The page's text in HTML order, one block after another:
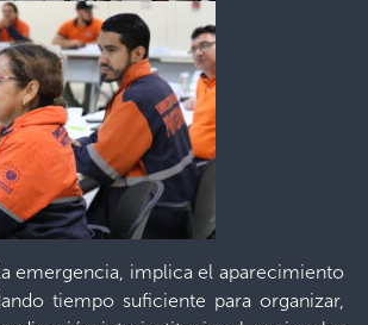
emergencia, implica el aparecimiento
tiempo suficiente para organizar,